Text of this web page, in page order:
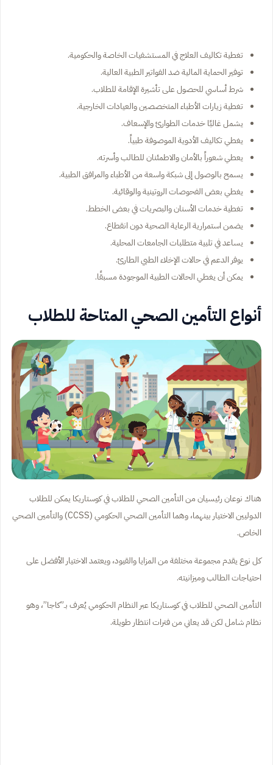
تغطية تكاليف العلاج في المستشفيات الخاصة والحكومية.
توفير الحماية المالية ضد الفواتير الطبية العالية.
شرط أساسي للحصول على تأشيرة الإقامة للطلاب.
تغطية زيارات الأطباء المتخصصين والعيادات الخارجية.
يشمل غالبًا خدمات الطوارئ والإسعاف.
يغطي تكاليف الأدوية الموصوفة طبياً.
يعطي شعوراً بالأمان والاطمئنان للطالب وأسرته.
يسمح بالوصول إلى شبكة واسعة من الأطباء والمرافق الطبية.
يغطي بعض الفحوصات الروتينية والوقائية.
تغطية خدمات الأسنان والبصريات في بعض الخطط.
يضمن استمرارية الرعاية الصحية دون انقطاع.
يساعد في تلبية متطلبات الجامعات المحلية.
يوفر الدعم في حالات الإخلاء الطبي الطارئ.
يمكن أن يغطي الحالات الطبية الموجودة مسبقًا.
أنواع التأمين الصحي المتاحة للطلاب
هناك نوعان رئيسيان من التأمين الصحي للطلاب في كوستاريكا يمكن للطلاب
الدوليين الاختيار بينهما، وهما التأمين الصحي الحكومي (CCSS) والتأمين الصحي
الخاص.
كل نوع يقدم مجموعة مختلفة من المزايا والقيود، ويعتمد الاختيار الأفضل على
احتياجات الطالب وميزانيته.
التأمين الصحي للطلاب في كوستاريكا عبر النظام الحكومي يُعرف بـ”كاجا”، وهو
نظام شامل لكن قد يعاني من فترات انتظار طويلة.